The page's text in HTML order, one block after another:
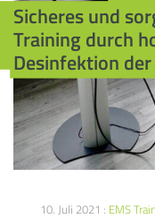
Sicheres und
Training durch
Desinfektion
10. Juli 2021 : EMS